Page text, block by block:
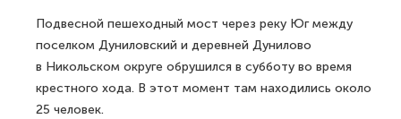
Подвесной пешеходный мост через реку Юг между
поселком Дуниловский и деревней Дунилово
в Никольском округе обрушился в субботу во время
крестного хода. В этот момент там находились около
25 человек.